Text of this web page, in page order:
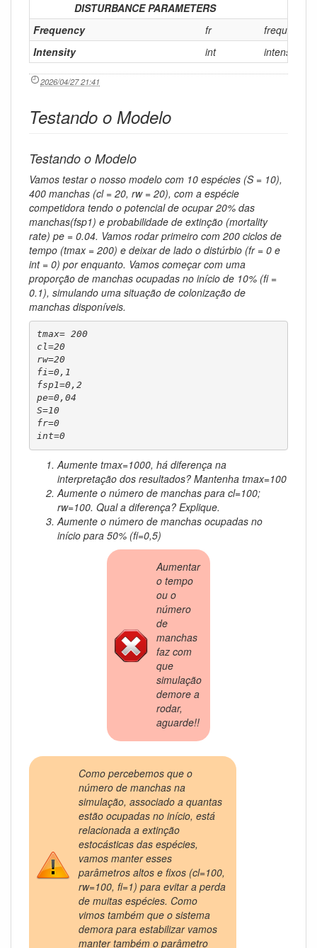
DISTURBANCE PARAMETERS
Frequency
fr
Intensity
int
2026/04/27 21:41
Testando o Modelo
Testando o Modelo
Vamos testar o nosso modelo com 10 espécies (S = 10),
400 manchas (cl = 20, rw = 20), com a espécie
competidora tendo o potencial de ocupar 20% das
manchas(fsp1) e probabilidade de extinção (mortality
rate) pe = 0.04. Vamos rodar primeiro com 200 ciclos de
tempo (tmax = 200) e deixar de lado o distúrbio (fr = 0 e
int = 0) por enquanto. Vamos começar com uma
proporção de manchas ocupadas no início de 10% (fi =
0.1), simulando uma situação de colonização de
manchas disponíveis.
tmax= 200
cl=20
rw=20
fi=0,1
fsp1=0,2
pe=0,04
S=10
fr=0
int=0
Aumente tmax=1000, há diferença na
interpretação dos resultados? Mantenha tmax=100
Aumente o número de manchas para cl=100;
rw=100. Qual a diferença? Explique.
Aumente o número de manchas ocupadas no
início para 50% (fi=0,5)
Aumentar
o tempo
ou o
número
de
manchas
faz com
que
simulação
demore a
rodar,
aguarde!!
Como percebemos que o
número de manchas na
simulação, associado a quantas
estão ocupadas no início, está
relacionada a extinção
estocásticas das espécies,
vamos manter esses
parâmetros altos e fixos (cl=100,
rw=100, fi=1) para evitar a perda
de muitas espécies. Como
vimos também que o sistema
demora para estabilizar vamos
manter também o parâmetro